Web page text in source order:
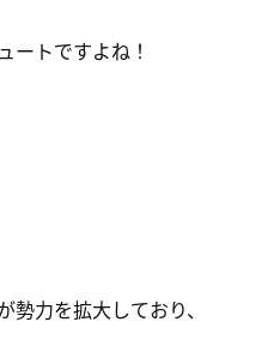
ートですよね！
力を拡大しており、